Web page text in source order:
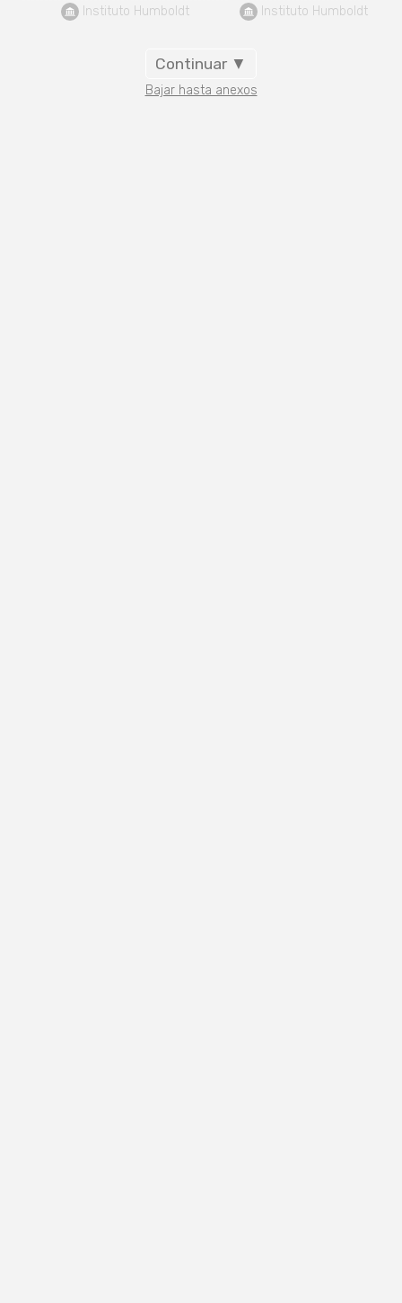
Instituto Humboldt Instituto Humboldt
Continuar ▼
Bajar hasta anexos